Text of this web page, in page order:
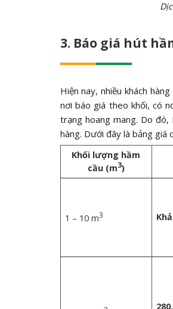
3. Báo giá hút
Hiện nay, nhiều khách
nơi báo giá theo khối, có
trạng hoang mang. Do
hàng. Dưới đây là bảng giá
Khối lượng hầm
cầu (m3)
1 – 10 m3